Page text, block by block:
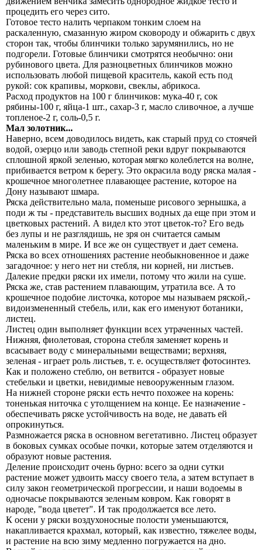
процедить его через сито.
Готовое тесто налить черпаком тонким слоем на
раскаленную, смазанную жиром сковороду и обжарить с двух
сторон так, чтобы блинчики только зарумянились, но не
подгорели. Готовые блинчики смотрятся необычно: они
рубинового цвета. Для разноцветных блинчиков можно
использовать любой пищевой краситель, какой есть под
рукой: сок крапивы, моркови, свеклы, абрикоса.
Расход продуктов на 100 г блинчиков: мука-40 г, сок
рябины-100 г, яйца-1 шт., сахар-3 г, масло сливочное, а лучше
топленое-2 г, соль-0,5 г.
Мал золотник...
Наверно, всем доводилось видеть, как старый пруд со стоячей
водой, озерцо или заводь степной реки вдруг покрываются
сплошной яркой зеленью, которая мягко колеблется на волне,
прибивается ветром к берегу. Это окрасила воду ряска малая -
крошечное многолетнее плавающее растение, которое на
Дону называют шмара.
Ряска действительно мала, поменьше рисового зернышка, а
поди ж ты - представитель высших водных да еще при этом и
цветковых растений. А видел кто этот цветок-то? Его ведь
без лупы и не разглядишь, не зря он считается самым
маленьким в мире. И все же он существует и дает семена.
Ряска во всех отношениях растение необыкновенное и даже
загадочное: у него нет ни стебля, ни корней, ни листьев.
Далекие предки ряски их имели, потому что жили на суше.
Ряска же, став растением плавающим, утратила все. А то
крошечное подобие листочка, которое мы называем ряской,-
видоизмененный стебель, или, как его именуют ботаники,
листец.
Листец один выполняет функции всех утраченных частей.
Нижняя, фиолетовая, сторона стебля заменяет корень и
всасывает воду с минеральными веществами; верхняя,
зеленая - играет роль листьев, т. е. осуществляет фотосинтез.
Как и положено стеблю, он ветвится - образует новые
стебельки и цветки, невидимые невооруженным глазом.
На нижней стороне ряски есть нечто похожее на корень:
тоненькая ниточка с утолщением на конце. Ее назначение -
обеспечивать ряске устойчивость на воде, не давать ей
опрокинуться.
Размножается ряска в основном вегетативно. Листец образует
в боковых сумках особые почки, которые затем отделяются и
образуют новые растения.
Деление происходит очень бурно: всего за одни сутки
растение может удвоить массу своего тела, а затем вступает в
силу закон геометрической прогрессии, и наши водоемы в
одночасье покрываются зеленым ковром. Как говорят в
народе, "вода цветет". И так продолжается все лето.
К осени у ряски воздухоносные полости уменьшаются,
накапливается крахмал, который, как известно, тяжелее воды,
и растение на всю зиму медленно погружается на дно.